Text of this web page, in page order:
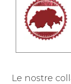
Le nostre